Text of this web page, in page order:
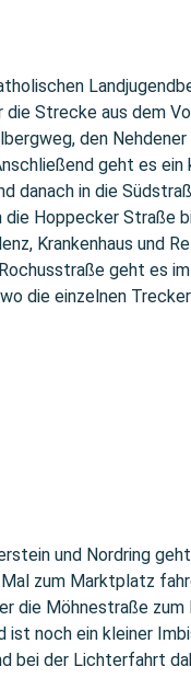
Strecke aus dem
den Nehdener
geht es ein
danach in die
Hoppecker Straße
Krankenhaus und
geht es
die einzelnen
und Nordring
zum Marktplatz
die Möhnestraße zum
noch ein kleiner
bei der Lichterfahrt